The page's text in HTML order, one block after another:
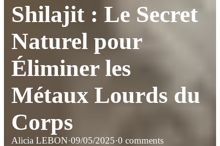
Shilajit : Le Secret
Naturel pour
Éliminer les
Métaux Lourds du
Corps
Alicia LEBON·09/05/2025·0 comments